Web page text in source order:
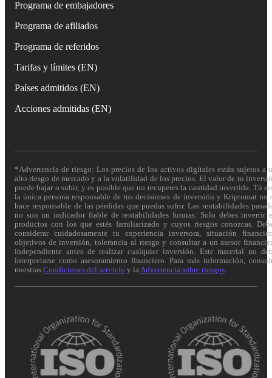
Programa de embajadores
Programa de afiliados
Programa de referidos
Tarifas y límites (EN)
Países admitidos (EN)
Acciones admitidas (EN)
*Advertencia de riesgo: Los precios de los activos digitales están sujetos a
alto riesgo de mercado y a la volatilidad de los precios. El valor de tu
puede bajar o subir, y es posible que no recuperes la cantidad invertida. Tú
la única persona responsable de tus decisiones de inversión y Kriptomat no
hace responsable de las pérdidas que puedas sufrir. Las rentabilidades
no son un indicador fiable de rentabilidades futuras. Solo debes invertir
productos con los que estés familiarizado y cuyos riesgos conozcas.
considerar cuidadosamente tu experiencia inversora, situación
objetivos de inversión, tolerancia al riesgo y consultar a un asesor
independiente antes de realizar cualquier inversión. Este material no
interpretarse como asesoramiento financiero. Para más información,
nuestras Condiciones del servicio y la Advertencia sobre riesgos